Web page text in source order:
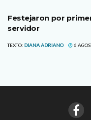
Festejaron por
servidor
TEXTO: DIANA ADRIANO 6